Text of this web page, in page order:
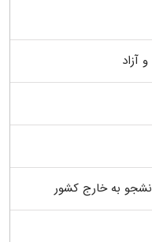
آزاد
به خارج کشور